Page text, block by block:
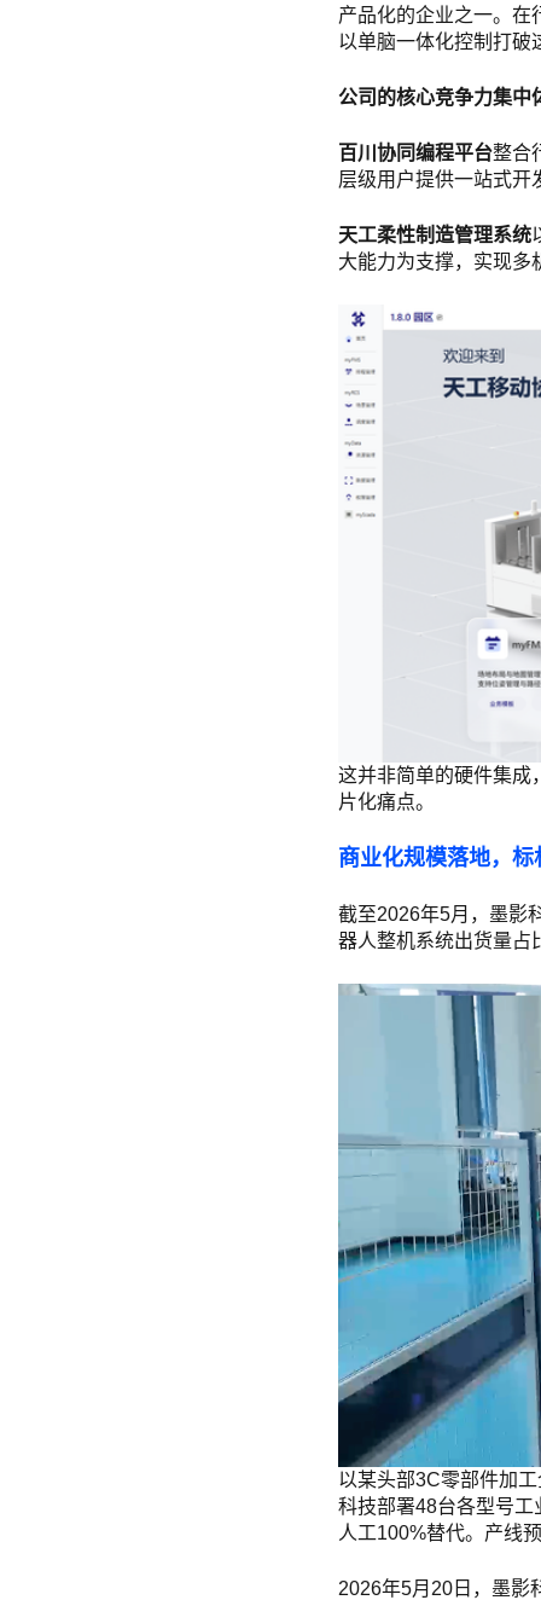
产品化的企业之一。在
以单脑一体化控制打破
公司的核心竞争力集中
百川协同编程平台整合
层级用户提供一站式开
天工柔性制造管理系统
大能力为支撑，实现多
这并非简单的硬件集
片化痛点。
商业化规模落地，
截至2026年5月，墨影
器人整机系统出货量占
以某头部3C零部件加
科技部署48台各型号
人工100%替代。产线
2026年5月20日，墨